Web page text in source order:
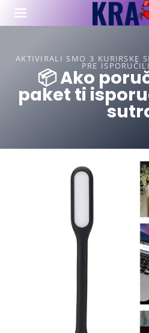
AKTIVIRALI SMO 3 KURIRSKE
PRE
📦 Ako
paket ti